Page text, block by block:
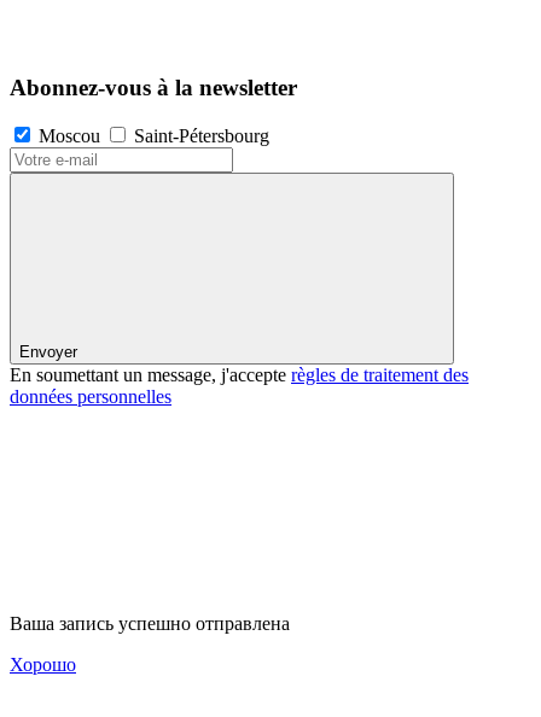
Abonnez-vous à la newsletter
Moscou Saint-Pétersbourg
Envoyer
En soumettant un message, j'accepte règles de traitement des
données personnelles
Ваша запись успешно отправлена
Хорошо